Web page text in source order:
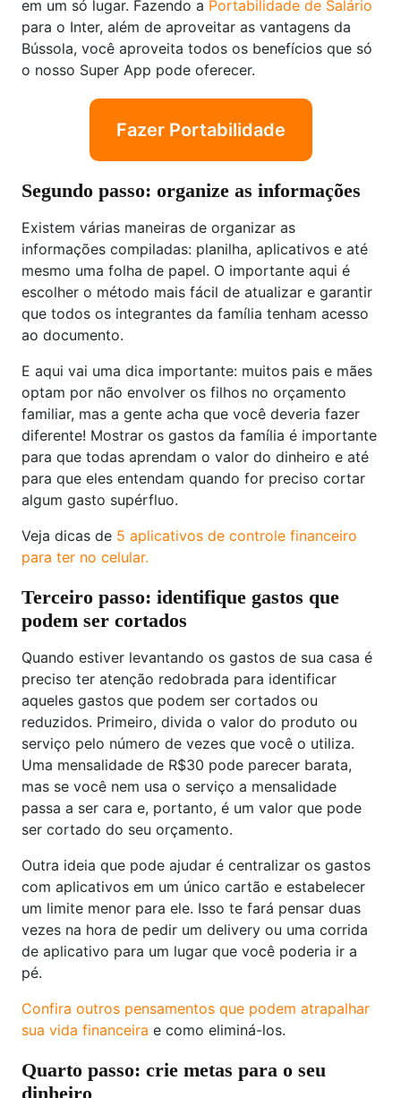
em um só lugar. Fazendo a Portabilidade de Salário
para o Inter, além de aproveitar as vantagens da
Bússola, você aproveita todos os benefícios que só
o nosso Super App pode oferecer.
Fazer Portabilidade
Segundo passo: organize as informações
Existem várias maneiras de organizar as
informações compiladas: planilha, aplicativos e até
mesmo uma folha de papel. O importante aqui é
escolher o método mais fácil de atualizar e garantir
que todos os integrantes da família tenham acesso
ao documento.
E aqui vai uma dica importante: muitos pais e mães
optam por não envolver os filhos no orçamento
familiar, mas a gente acha que você deveria fazer
diferente! Mostrar os gastos da família é importante
para que todas aprendam o valor do dinheiro e até
para que eles entendam quando for preciso cortar
algum gasto supérfluo.
Veja dicas de 5 aplicativos de controle financeiro
para ter no celular.
Terceiro passo: identifique gastos que
podem ser cortados
Quando estiver levantando os gastos de sua casa é
preciso ter atenção redobrada para identificar
aqueles gastos que podem ser cortados ou
reduzidos. Primeiro, divida o valor do produto ou
serviço pelo número de vezes que você o utiliza.
Uma mensalidade de R$30 pode parecer barata,
mas se você nem usa o serviço a mensalidade
passa a ser cara e, portanto, é um valor que pode
ser cortado do seu orçamento.
Outra ideia que pode ajudar é centralizar os gastos
com aplicativos em um único cartão e estabelecer
um limite menor para ele. Isso te fará pensar duas
vezes na hora de pedir um delivery ou uma corrida
de aplicativo para um lugar que você poderia ir a
pé.
Confira outros pensamentos que podem atrapalhar
sua vida financeira e como eliminá-los.
Quarto passo: crie metas para o seu
dinheiro